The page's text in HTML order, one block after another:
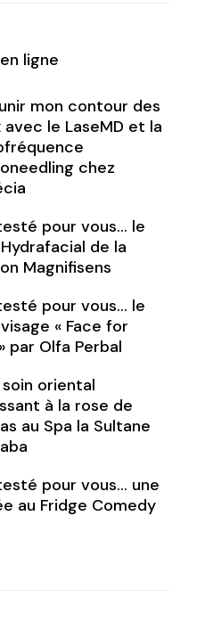
ligne
mon contour des
avec le LaseMD et la
chez
pour vous… le
de la
Magnifisens
pour vous… le
« Face for
par Olfa Perbal
oriental
à la rose de
au Spa la Sultane
pour vous… une
au Fridge Comedy